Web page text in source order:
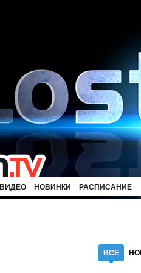
ВИДЕО НОВИНКИ РАСПИСАНИЕ
ВСЕ